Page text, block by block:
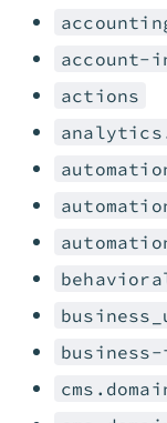
account-
actions